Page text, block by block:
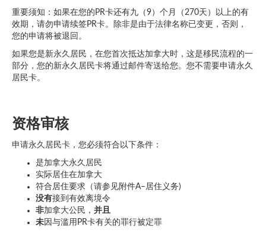
重要须知：如果在您的PR卡还有九（9）个月（270天）以上的有
效期，请勿申请续签PR卡。除非是由于法律名称已变更，否则，
您的申请将被退回。
如果您是新永久居民，在您首次抵达加拿大时，这是移民流程的一
部分，您的新永久居民卡将通过邮件寄送给您。您不需要申请永久
居民卡。
资格审核
申请永久居民卡，您必须符合以下条件：
是加拿大永久居民
实际居住在加拿大
符合居住要求（请参见附件A–居住义务)
没有接到有效离境令
非加拿大公民， 并且
未因与滥用PR卡有关的罪行被定罪